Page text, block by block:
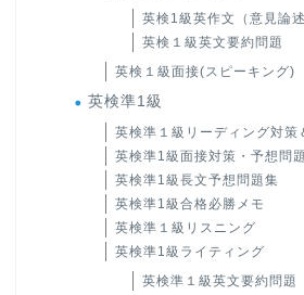
英検1級英作文（意見論述
英検１級英文要約問題
英検１級面接(スピーキング)
英検準1級
英検準１級リーディング対策
英検準1級面接対策・予想問
英検準1級長文予想問題集
英検準1級合格必勝メモ
英検準１級リスニング
英検準1級ライティング
英検準１級英文要約問題